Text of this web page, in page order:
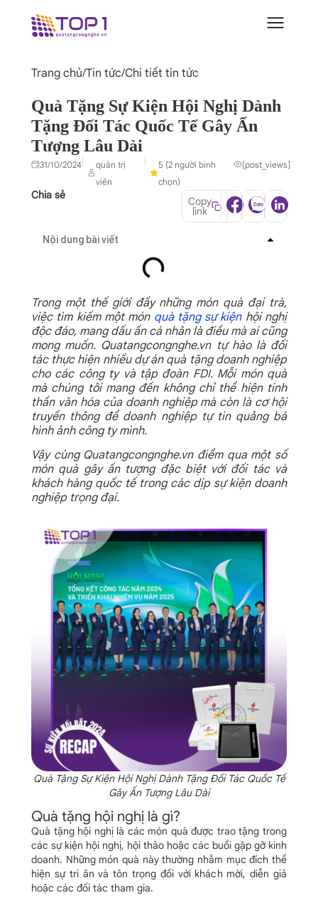
Trang chủ/Tin tức/Chi tiết tin tức
Quà Tặng Sự Kiện Hội Nghị Dành
Tặng Đối Tác Quốc Tế Gây Ấn
Tượng Lâu Dài
31/10/2024|
quản trị
viên
|
5 (2 người bình
chọn)
[post_views]
Chia sẻ Copy
link
Nội dung bài viết
Trong một thế giới đầy những món quà đại trà,
việc tìm kiếm một món quà tặng sự kiện hội nghị
độc đáo, mang dấu ấn cá nhân là điều mà ai cũng
mong muốn. Quatangcongnghe.vn tự hào là đối
tác thực hiện nhiều dự án quà tặng doanh nghiệp
cho các công ty và tập đoàn FDI. Mỗi món quà
mà chúng tôi mang đến không chỉ thể hiện tinh
thần văn hóa của doanh nghiệp mà còn là cơ hội
truyền thông để doanh nghiệp tự tin quảng bá
hình ảnh công ty mình.
Vậy cùng Quatangcongnghe.vn điểm qua một số
món quà gây ấn tượng đặc biệt với đối tác và
khách hàng quốc tế trong các dịp sự kiện doanh
nghiệp trọng đại.
Quà Tặng Sự Kiện Hội Nghị Dành Tặng Đối Tác Quốc Tế
Gây Ấn Tượng Lâu Dài
Quà tặng hội nghị là gì?
Quà tặng hội nghị là các món quà được trao tặng trong
các sự kiện hội nghị, hội thảo hoặc các buổi gặp gỡ kinh
doanh. Những món quà này thường nhằm mục đích thể
hiện sự tri ân và tôn trọng đối với khách mời, diễn giả
hoặc các đối tác tham gia.